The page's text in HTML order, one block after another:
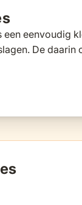
eenvoudig
De
for